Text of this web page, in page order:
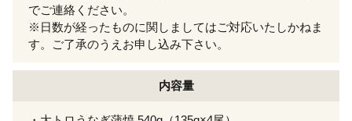
でご連絡ください。
※日数が経ったものに関しましてはご対応いたしかねま
す。ご了承のうえお申し込み下さい。
内容量